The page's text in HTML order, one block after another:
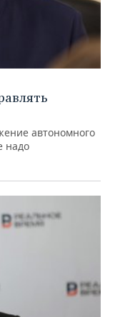
автономного
надо